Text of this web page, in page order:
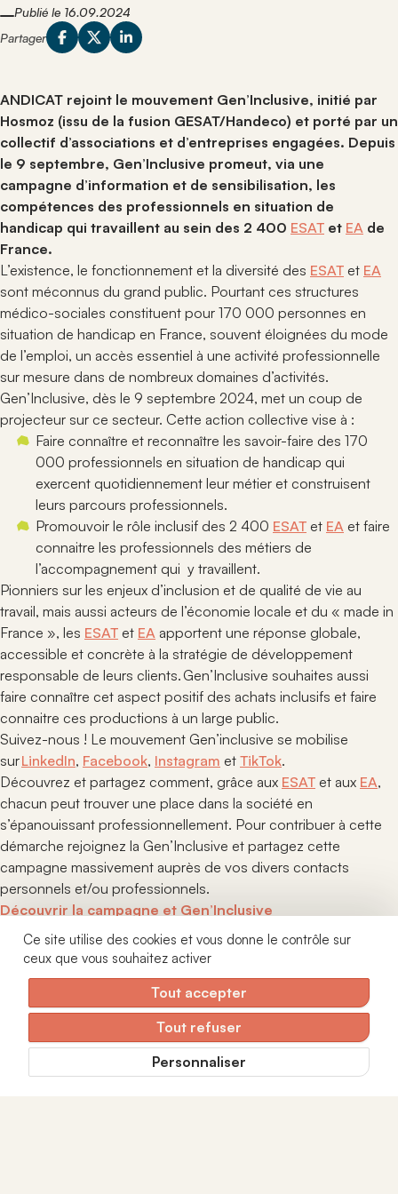
Ce site utilise des cookies et vous donne le contrôle sur
ceux que vous souhaitez activer
Tout accepter
Tout refuser
Personnaliser
Comprenez ce qui nous anime, ce en quoi nous
croyons et la manière dont nous le mettons en
pratique.
fonctionner, de représenter ses adhérents et de
porter ses actions partout en France.
Contact
Nous sommes à votre écoute : découvrez tous nos
moyens de contact pour échanger facilement avec
nous.
contribuent à la vitalité et à la cohésion du réseau
ANDICAT.
Le secteur protégé
rôle dans l’accompagnement professionnel des
personnes en situation de handicap.
Actualités du secteur
Suivez les annonces, initiatives et événements
marquants qui concernent les établissements et
acteurs du réseau.
Rejoindre ANDICAT
Informez-vous sur les conditions et avantages à
acteurs engagés.
Retrouvez les temps forts, rencontres et rendez-vous
organisés pour animer le réseau et partager les
connaissances.
Suivez l’actualité législative et réglementaire qui
impacte les établissements et les professionnels du
secteur protégé et adapté.
Fiches pratiques
Consultez des fiches pratiques pour faciliter la
compréhension des règles, procédures et bonnes
pratiques du secteur.
Productions
ressources élaborés par ANDICAT pour éclairer les
pratiques du secteur.
développement des compétences des professionnels
du secteur protégé et adapté.
Catalogue de formations
Recherche
Publié le 16.09.2024
Partager
ANDICAT rejoint le mouvement Gen’Inclusive, initié par
Hosmoz (issu de la fusion GESAT/Handeco) et porté par un
collectif d’associations et d’entreprises engagées. Depuis
le 9 septembre, Gen’Inclusive promeut, via une
campagne d’information et de sensibilisation, les
compétences des professionnels en situation de
handicap qui travaillent au sein des 2 400 ESAT et EA de
France.
L’existence, le fonctionnement et la diversité des ESAT et EA
sont méconnus du grand public. Pourtant ces structures
médico-sociales constituent pour 170 000 personnes en
situation de handicap en France, souvent éloignées du mode
de l’emploi, un accès essentiel à une activité professionnelle
sur mesure dans de nombreux domaines d’activités.
Gen’Inclusive, dès le 9 septembre 2024, met un coup de
projecteur sur ce secteur. Cette action collective vise à :
Faire connaître et reconnaître les savoir-faire des 170
000 professionnels en situation de handicap qui
exercent quotidiennement leur métier et construisent
leurs parcours professionnels.
Promouvoir le rôle inclusif des 2 400 ESAT et EA et faire
connaitre les professionnels des métiers de
l’accompagnement qui y travaillent.
Pionniers sur les enjeux d’inclusion et de qualité de vie au
travail, mais aussi acteurs de l’économie locale et du « made in
France », les ESAT et EA apportent une réponse globale,
accessible et concrète à la stratégie de développement
responsable de leurs clients. Gen’Inclusive souhaites aussi
faire connaître cet aspect positif des achats inclusifs et faire
connaitre ces productions à un large public.
Suivez-nous ! Le mouvement Gen’inclusive se mobilise
surLinkedIn, Facebook, Instagram et TikTok.
Découvrez et partagez comment, grâce aux ESAT et aux EA,
chacun peut trouver une place dans la société en
s’épanouissant professionnellement. Pour contribuer à cette
démarche rejoignez la Gen’Inclusive et partagez cette
campagne massivement auprès de vos divers contacts
personnels et/ou professionnels.
Découvrir la campagne et Gen’Inclusive
Une voix libre, un réseau fort
12 rue Mayran - 75009 Paris
01 42 40 15 28
Veille juridique
Recevez notre newsletter
Je m'abonne